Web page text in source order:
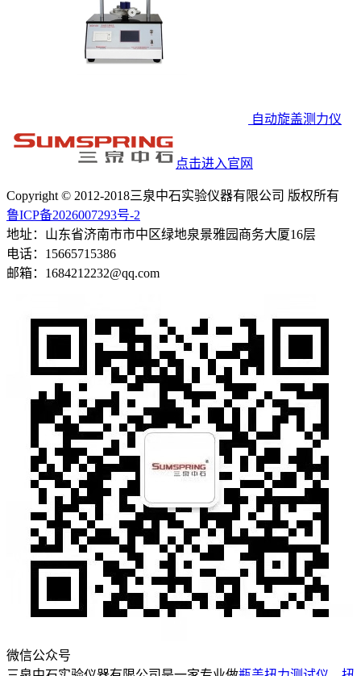
自动旋盖测力仪
点击进入官网
Copyright © 2012-2018三泉中石实验仪器有限公司 版权所有
鲁ICP备2026007293号-2
地址：山东省济南市市中区绿地泉景雅园商务大厦16层
电话：15665715386
邮箱：1684212232@qq.com
微信公众号